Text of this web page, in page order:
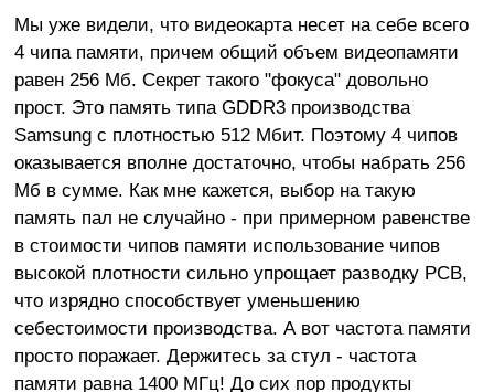
Мы уже видели, что видеокарта несет на себе всего
4 чипа памяти, причем общий объем видеопамяти
равен 256 Мб. Секрет такого "фокуса" довольно
прост. Это память типа GDDR3 производства
Samsung с плотностью 512 Мбит. Поэтому 4 чипов
оказывается вполне достаточно, чтобы набрать 256
Мб в сумме. Как мне кажется, выбор на такую
память пал не случайно - при примерном равенстве
в стоимости чипов памяти использование чипов
высокой плотности сильно упрощает разводку PCB,
что изрядно способствует уменьшению
себестоимости производства. А вот частота памяти
просто поражает. Держитесь за стул - частота
памяти равна 1400 МГц! До сих пор продукты